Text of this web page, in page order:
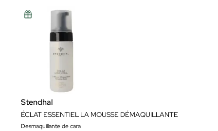
Stendhal
ÉCLAT ESSENTIEL LA MOUSSE DÉMAQUILLANTE
Desmaquillante de cara